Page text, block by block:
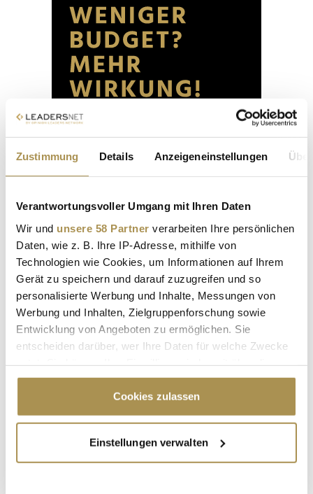
Zustimmung Details Anzeigeneinstellungen
Verantwortungsvoller Umgang mit Ihren Daten
Wir und unsere 58 Partner verarbeiten Ihre persönlichen
Daten, wie z. B. Ihre IP-Adresse, mithilfe von
Technologien wie Cookies, um Informationen auf Ihrem
Gerät zu speichern und darauf zuzugreifen und so
personalisierte Werbung und Inhalte, Messungen von
Werbung und Inhalten, Zielgruppenforschung sowie
Entwicklung von Angeboten zu ermöglichen. Sie
entscheiden darüber, wer Ihre Daten für welche Zwecke
Cookie-Erklärung oder durch Klicken auf das Privacy
Trigger Symbol ändern oder widerrufen
Informationen über Ihre geografische Lage
erfassen, welche bis auf einige Meter genau sein
Cookies zulassen
Einstellungen verwalten